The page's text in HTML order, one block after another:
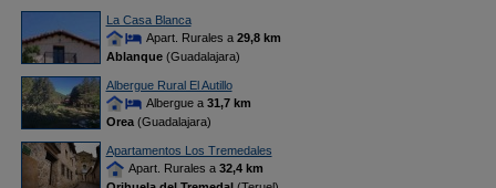
La Casa Blanca
Apart. Rurales a 29,8 km
Ablanque(Guadalajara)
Albergue Rural El Autillo
Albergue a 31,7 km
Orea(Guadalajara)
Apartamentos Los Tremedales
Apart. Rurales a 32,4 km